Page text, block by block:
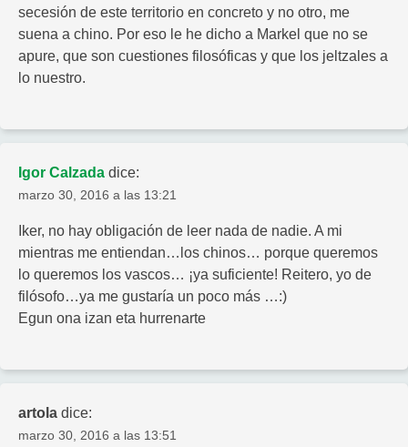
secesión de este territorio en concreto y no otro, me
suena a chino. Por eso le he dicho a Markel que no se
apure, que son cuestiones filosóficas y que los jeltzales a
lo nuestro.
Igor Calzada dice:
marzo 30, 2016 a las 13:21
Iker, no hay obligación de leer nada de nadie. A mi
mientras me entiendan…los chinos… porque queremos
lo queremos los vascos… ¡ya suficiente! Reitero, yo de
filósofo…ya me gustaría un poco más …:)
Egun ona izan eta hurrenarte
artola dice:
marzo 30, 2016 a las 13:51